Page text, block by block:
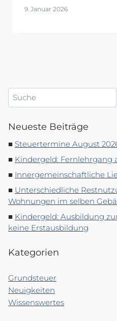
9. Januar 2026
Suchen
Neueste Beiträge
Steuertermine August
Kindergeld: Fernlehrgang
Innergemeinschaftliche
Unterschiedliche
Wohnungen im selben
Kindergeld: Ausbildung
keine Erstausbildung
Kategorien
Grundsteuer
Neuigkeiten
Wissenswertes